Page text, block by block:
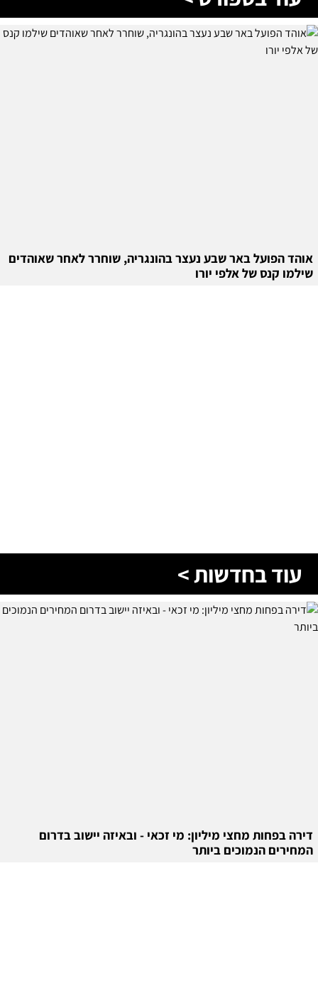
אוהד הפועל באר שבע נעצר בהונגריה, שוחרר לאחר שאוהדים
שילמו קנס של אלפי יורו
עוד בחדשות >
דירה בפחות מחצי מיליון: מי זכאי - ובאיזה יישוב בדרום
המחירים הנמוכים ביותר